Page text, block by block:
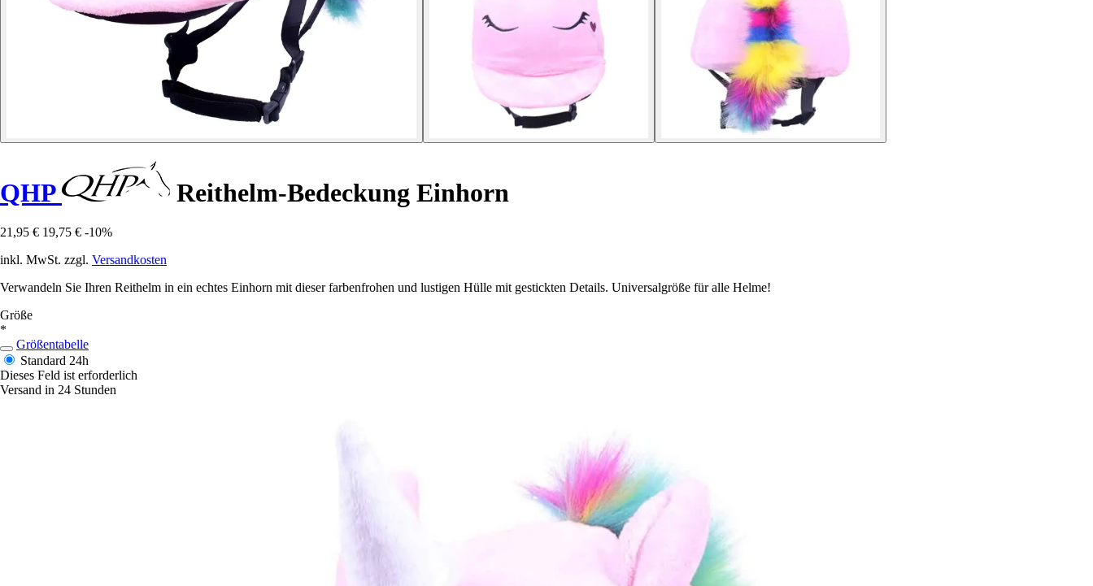
QHP Reithelm-Bedeckung Einhorn
21,95 € 19,75 € -10%
inkl. MwSt. zzgl. Versandkosten
Verwandeln Sie Ihren Reithelm in ein echtes Einhorn mit dieser farbenfrohen und lustigen Hülle mit gestickten Details. Universalgröße für alle Helme!
Größe
*
Größentabelle
Standard 24h
Dieses Feld ist erforderlich
Versand in 24 Stunden